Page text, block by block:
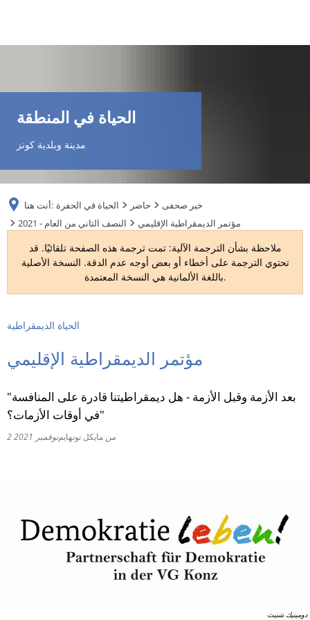
TR
UK
الحياة في المنطقة
مدينة وبلدية كونز
أنت هنا: الحياة في الحفرة حاضر
خبر صحفى
2021 - النصف الثاني من العام
مؤتمر الديمقراطية الإقليمي
ملاحظة بشأن الترجمة الآلية: تمت ترجمة هذه الصفحة تلقائيًا. قد
تحتوي الترجمة على أخطاء أو بعض أوجه عدم الدقة. النسخة الأصلية
باللغة الألمانية هي النسخة المعتمدة.
الحياة الديمقراطية
مؤتمر الديمقراطية الإقليمي
"بعد الأزمة وقبل الأزمة - هل ديمقراطيتنا قادرة على المنافسة
في أوقات الأزمات؟"
2 نوفمبر 2021 من مايكل نونهايم
دومينيك شنيث